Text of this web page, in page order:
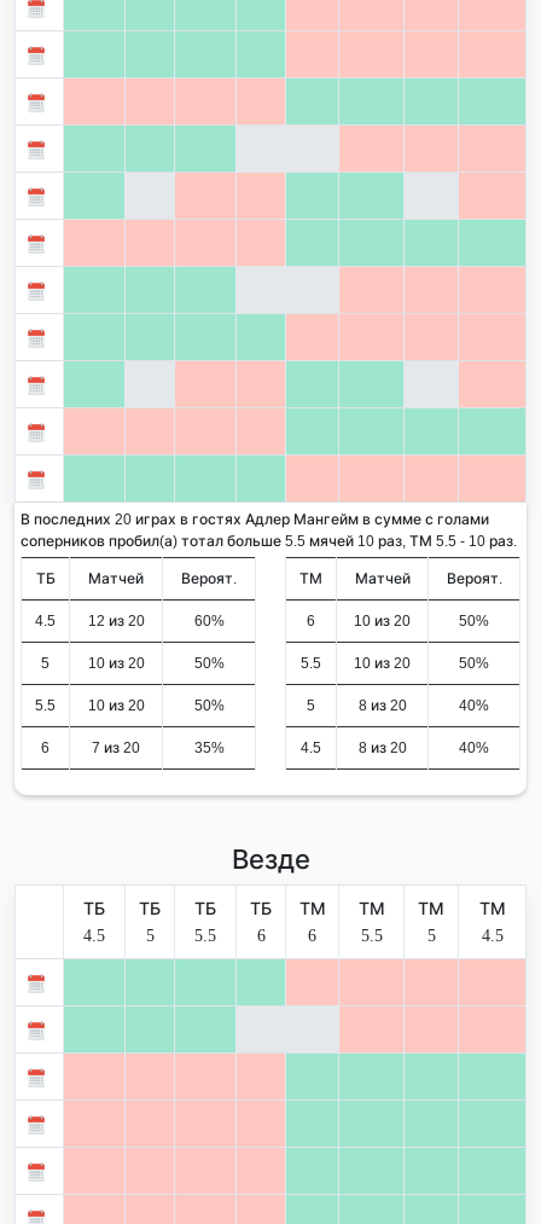
В последних 20 играх в гостях Адлер Мангейм в сумме с голами
соперников пробил(а) тотал больше 5.5 мячей 10 раз, ТМ 5.5 - 10 раз.
ТБ Матчей Вероят.
4.5 12 из 20 60%
5 10 из 20 50%
5.5 10 из 20 50%
6 7 из 20 35%
ТМ Матчей Вероят.
6 10 из 20 50%
5.5 10 из 20 50%
5 8 из 20 40%
4.5 8 из 20 40%
Везде
ТБ
4.5
ТБ
5
ТБ
5.5
ТБ
6
ТМ
6
ТМ
5.5
ТМ
5
ТМ
4.5